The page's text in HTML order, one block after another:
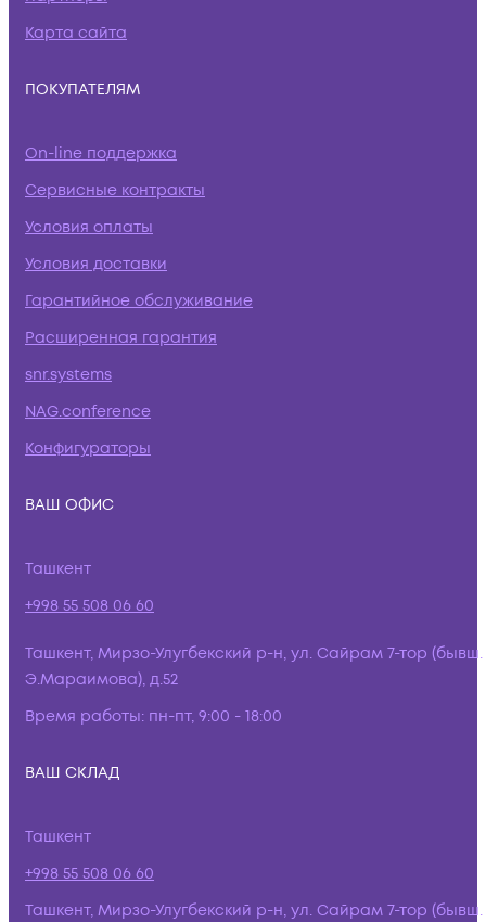
Карта сайта
ПОКУПАТЕЛЯМ
On-line поддержка
Сервисные контракты
Условия оплаты
Условия доставки
Гарантийное обслуживание
Расширенная гарантия
snr.systems
NAG.conference
Конфигураторы
ВАШ ОФИС
Ташкент
+998 55 508 06 60
Ташкент, Мирзо-Улугбекский р-н, ул. Сайрам 7-тор (бывш.
Э.Мараимова), д.52
Время работы: пн-пт, 9:00 - 18:00
ВАШ СКЛАД
Ташкент
+998 55 508 06 60
Ташкент, Мирзо-Улугбекский р-н, ул. Сайрам 7-тор (бывш.